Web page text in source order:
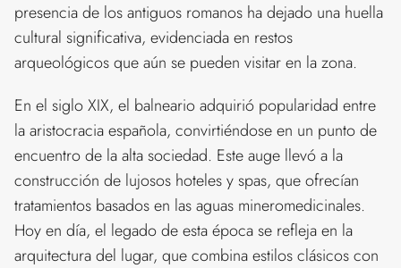
presencia de los antiguos romanos ha dejado una huella
cultural significativa, evidenciada en restos
arqueológicos que aún se pueden visitar en la zona.
En el siglo XIX, el balneario adquirió popularidad entre
la aristocracia española, convirtiéndose en un punto de
encuentro de la alta sociedad. Este auge llevó a la
construcción de lujosos hoteles y spas, que ofrecían
tratamientos basados en las aguas mineromedicinales.
Hoy en día, el legado de esta época se refleja en la
arquitectura del lugar, que combina estilos clásicos con